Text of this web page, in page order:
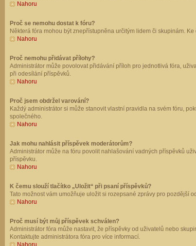
Nahoru
Proč se nemohu dostat k fóru?
Některá fóra mohou být znepřístupněna určitým lidem či skupinám.
Nahoru
Proč nemohu přidávat přílohy?
Administrátor může povolovat přidávání příloh pro jednotlivá fóra,
při odesílání příspěvků.
Nahoru
Proč jsem obdržel varování?
Každý administrátor si může stanovit vlastní pravidla na svém fóru,
společného.
Nahoru
Jak mohu nahlásit příspěvek moderátorům?
Administrátor může na fóru povolit nahlašování vadných příspěvků
příspěvku.
Nahoru
K čemu slouží tlačítko „Uložit“ při psaní příspěvků?
Tato možnost vám umožňuje uložit si rozepsané zprávy pro pozdější
Nahoru
Proč musí být můj příspěvek schválen?
Administrátor fóra může nastavit, že příspěvky od uživatelů nebo
Kontaktujte administrátora fóra pro více informací.
Nahoru